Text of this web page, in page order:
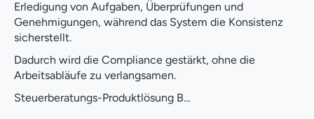
Erledigung von Aufgaben, Überprüfungen und
Genehmigungen, während das System die Konsistenz
sicherstellt.
Dadurch wird die Compliance gestärkt, ohne die
Arbeitsabläufe zu verlangsamen.
Steuerberatungs-Produktlösung B…